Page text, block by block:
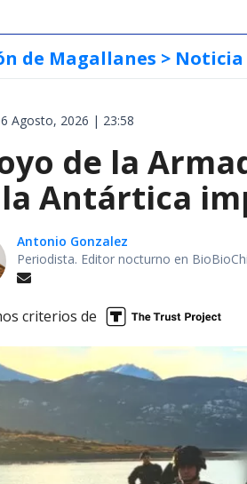
de Magallanes > Noticia
Agosto, 2026 | 23:58
de la
Antártica
Antonio Gonzalez
Periodista. Editor nocturno en
criterios de